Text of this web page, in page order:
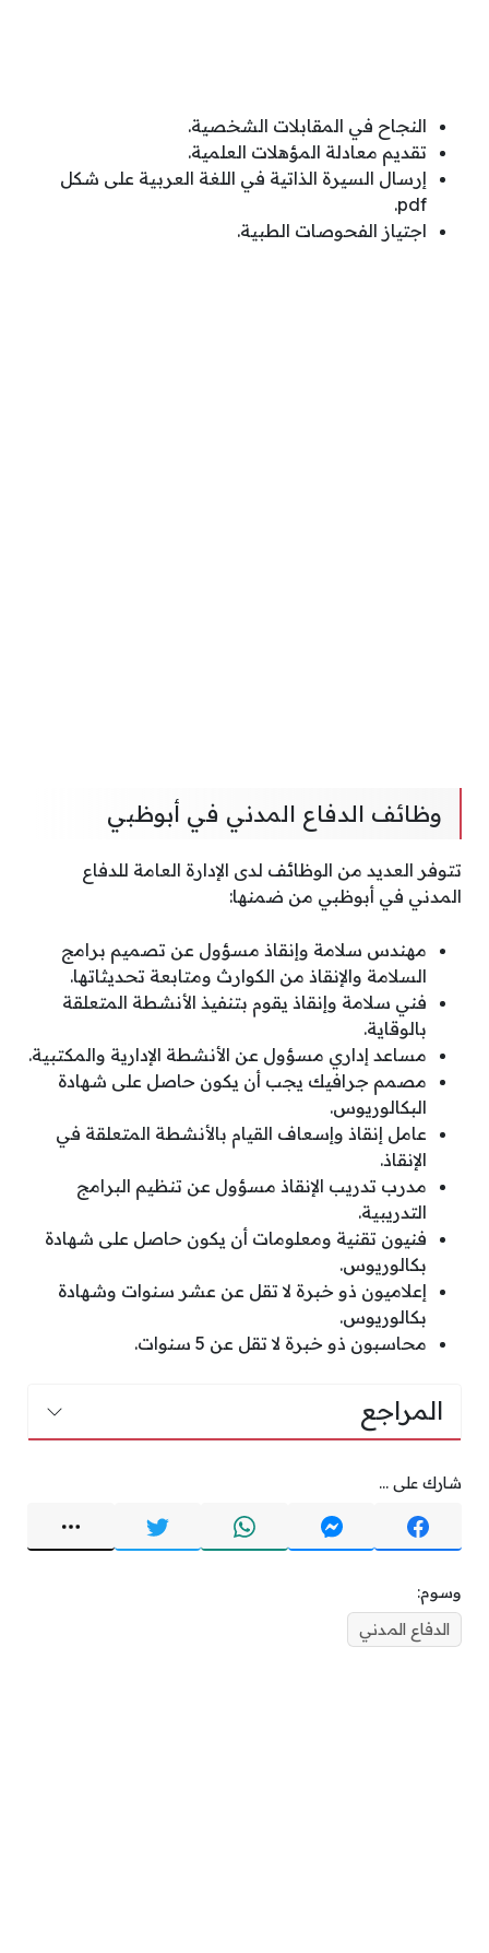
النجاح في المقابلات الشخصية.
تقديم معادلة المؤهلات العلمية.
إرسال السيرة الذاتية في اللغة العربية على شكل
pdf.
اجتياز الفحوصات الطبية.
وظائف الدفاع المدني في أبوظبي
تتوفر العديد من الوظائف لدى الإدارة العامة للدفاع
المدني في أبوظبي من ضمنها:
مهندس سلامة وإنقاذ مسؤول عن تصميم برامج
السلامة والإنقاذ من الكوارث ومتابعة تحديثاتها.
فني سلامة وإنقاذ يقوم بتنفيذ الأنشطة المتعلقة
بالوقاية.
مساعد إداري مسؤول عن الأنشطة الإدارية والمكتبية.
مصمم جرافيك يجب أن يكون حاصل على شهادة
البكالوريوس.
عامل إنقاذ وإسعاف القيام بالأنشطة المتعلقة في
الإنقاذ.
مدرب تدريب الإنقاذ مسؤول عن تنظيم البرامج
التدريبية.
فنيون تقنية ومعلومات أن يكون حاصل على شهادة
بكالوريوس.
إعلاميون ذو خبرة لا تقل عن عشر سنوات وشهادة
بكالوريوس.
محاسبون ذو خبرة لا تقل عن 5 سنوات.
المراجع
شارك على ...
وسوم:
الدفاع المدني